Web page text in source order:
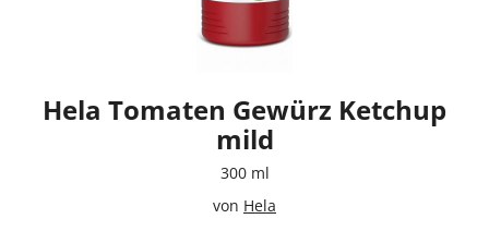
Hela Tomaten Gewürz Ketchup
mild
300 ml
von Hela